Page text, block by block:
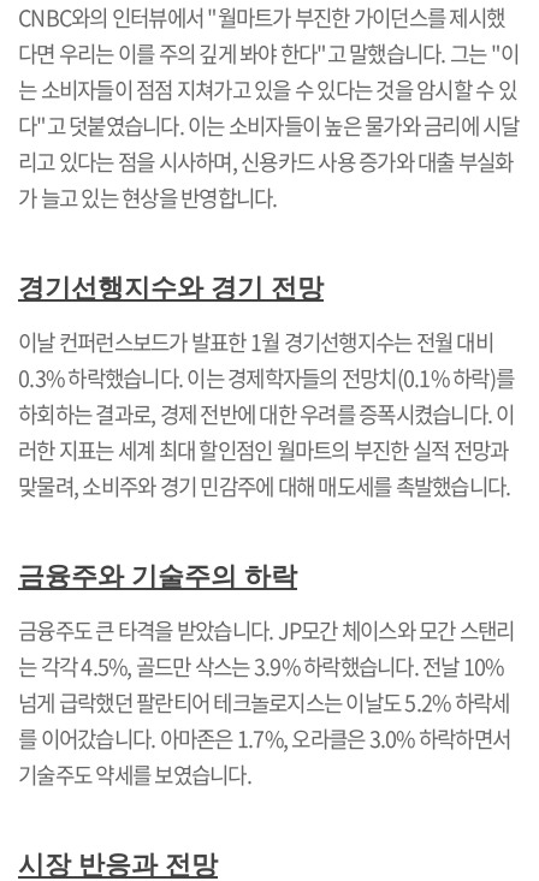
CNBC와의 인터뷰에서"월마트가 부진한 가이던스를 제시했
다면 우리는 이를 주의 깊게 봐야 한다"고 말했습니다.그는"이
는 소비자들이 점점 지쳐가고 있을 수 있다는 것을 암시할 수 있
다"고 덧붙였습니다.이는 소비자들이 높은 물가와 금리에 시달
리고 있다는 점을 시사하며,신용카드 사용 증가와 대출 부실화
가 늘고 있는 현상을 반영합니다.
경기선행지수와 경기 전망
이날 컨퍼런스보드가 발표한1월 경기선행지수는 전월 대비
0.3%하락했습니다.이는 경제학자들의 전망치(0.1%하락)를
하회하는 결과로,경제 전반에 대한 우려를 증폭시켰습니다.이
러한 지표는 세계 최대 할인점인 월마트의 부진한 실적 전망과
맞물려,소비주와 경기 민감주에 대해 매도세를 촉발했습니다.
금융주와 기술주의 하락
금융주도 큰 타격을 받았습니다. JP모간 체이스와 모간 스탠리
는 각각4.5%,골드만 삭스는3.9%하락했습니다.전날10%
넘게 급락했던 팔란티어 테크놀로지스는 이날도5.2%하락세
를 이어갔습니다.아마존은1.7%,오라클은3.0%하락하면서
기술주도 약세를 보였습니다.
시장 반응과 전망